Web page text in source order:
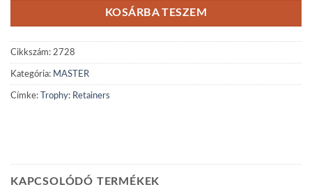
KOSÁRBA TESZEM
Cikkszám: 2728
Kategória: MASTER
Címke: Trophy: Retainers
KAPCSOLÓDÓ TERMÉKEK